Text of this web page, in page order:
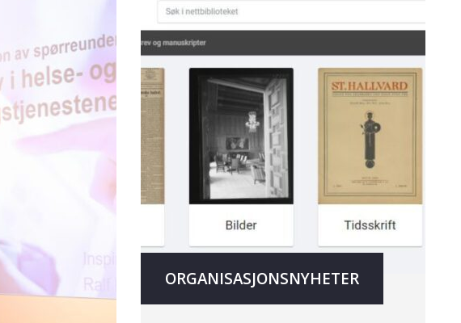
ORGANISASJONSNYHETER